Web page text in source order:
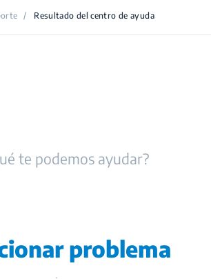
/ Resultado del centro de ayuda
te podemos ayudar?
problema